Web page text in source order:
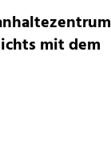
mit dem